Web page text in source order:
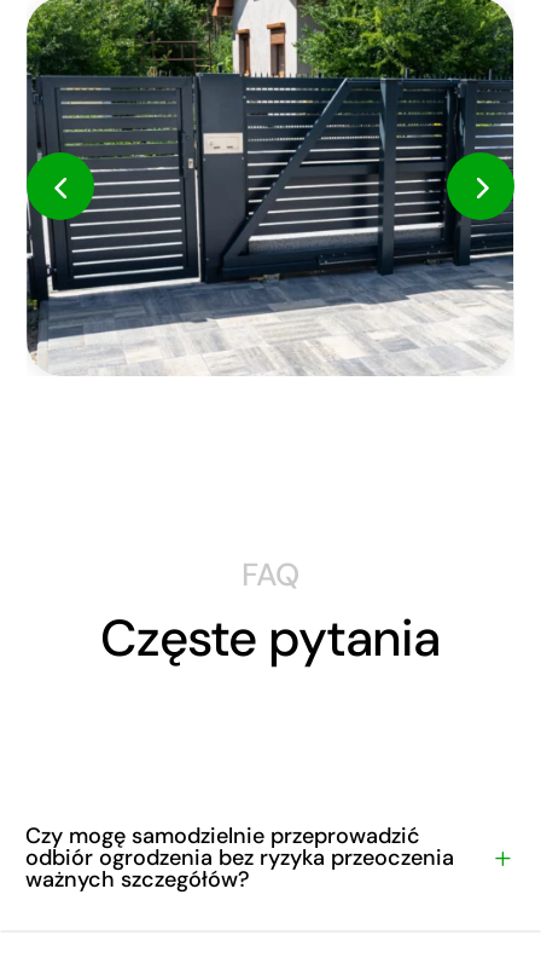
FAQ
Częste pytania
Czy mogę samodzielnie przeprowadzić
odbiór ogrodzenia bez ryzyka przeoczenia
ważnych szczegółów?
L